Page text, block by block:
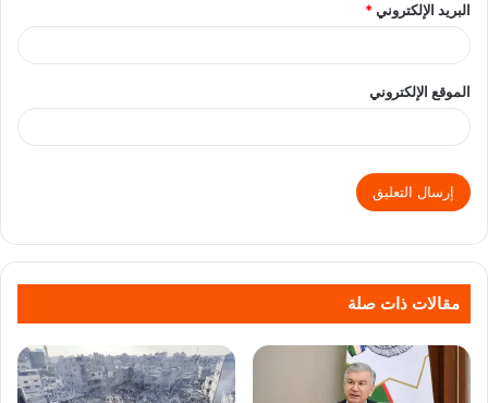
البريد الإلكتروني*
الموقع الإلكتروني
مقالات ذات صلة